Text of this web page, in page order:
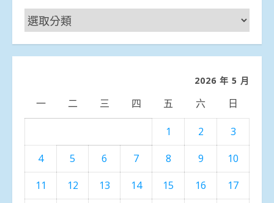
新
聞
分
2026 年 5 月
一 二 三 四 五 六 日
1 2
3
4
5 6 7 8 9
10
11
12 13 14 15 16
17